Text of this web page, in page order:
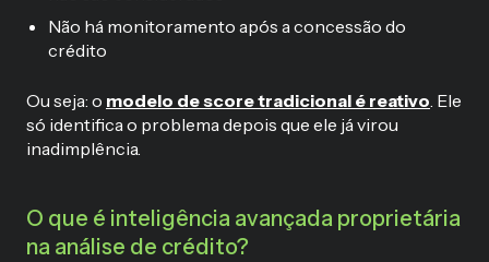
Não há monitoramento após a concessão do
crédito
Ou seja: o modelo de score tradicional é reativo. Ele
só identifica o problema depois que ele já virou
inadimplência.
O que é inteligência avançada proprietária
na análise de crédito?